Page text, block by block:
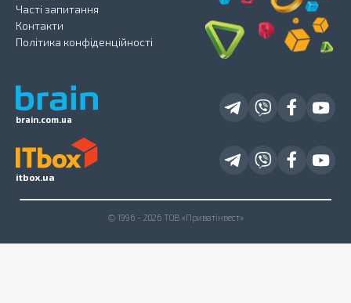
brain.com.ua
Часті запитання
Контакти
Політика конфіденційності
itbox.ua
© 1996 - 2026 ТОВ «Приватінвест»